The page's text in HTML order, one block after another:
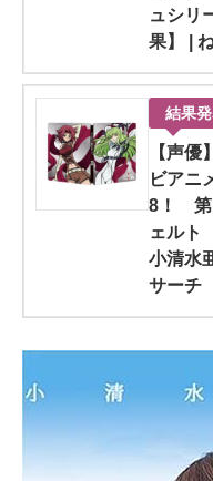
ュシリ
果】 |
結果
【声
ビアニ
8！ 第
ェルト
小清水
サーチ